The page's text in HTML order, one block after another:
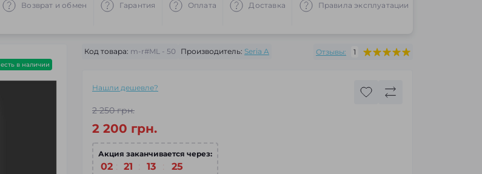
Возврат и обмен Гарантия Оплата Доставка Правила эксплуатации
есть в наличии
Код товара: m-r#ML - 50 Производитель: Seria A Отзывы: 1
Нашли дешевле?
2 250 грн.
2 200 грн.
Акция заканчивается через:
02 : 21 : 13 : 24